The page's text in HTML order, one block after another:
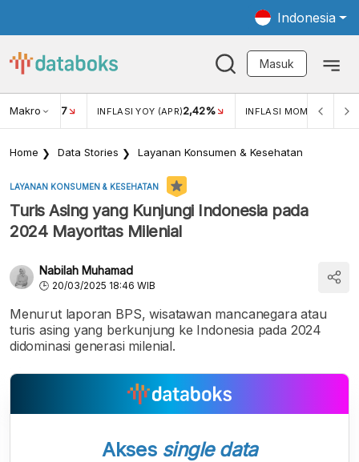
Indonesia
Masuk
Makro
USD/IDR 17 INFLASI YOY (APR)2,42% INFLASI MOM (MAR)
Home Data Stories Layanan Konsumen & Kesehatan
LAYANAN KONSUMEN & KESEHATAN
Turis Asing yang Kunjungi Indonesia pada
2024 Mayoritas Milenial
Nabilah Muhamad
20/03/2025 18:46 WIB
Menurut laporan BPS, wisatawan mancanegara atau
turis asing yang berkunjung ke Indonesia pada 2024
didominasi generasi milenial.
Akses single data